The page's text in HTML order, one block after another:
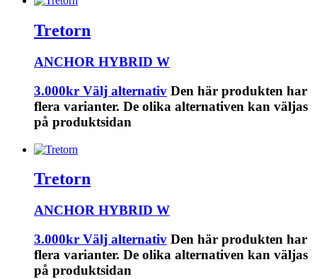
Tretorn
ANCHOR HYBRID W
3.000kr Välj alternativ Den här produkten har
flera varianter. De olika alternativen kan väljas
på produktsidan
Tretorn
ANCHOR HYBRID W
3.000kr Välj alternativ Den här produkten har
flera varianter. De olika alternativen kan väljas
på produktsidan